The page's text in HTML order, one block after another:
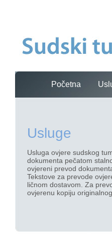
Početna
Usluge
Usluga ovjere sudskog
dokumenta pečatom
ovjereni prevod
Tekstove za prevode
ličnom dostavom. Za
ovjerenu kopiju